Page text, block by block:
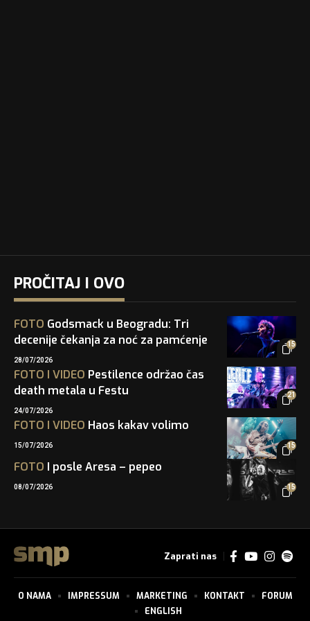
PROČITAJ I OVO
15
FOTO Godsmack u Beogradu: Tri
decenije čekanja za noć za pamćenje
28/07/2026
21
FOTO I VIDEO Pestilence održao čas
death metala u Festu
24/07/2026
15
FOTO I VIDEO Haos kakav volimo
15/07/2026
15
FOTO I posle Aresa – pepeo
08/07/2026
Zaprati nas
O NAMA IMPRESSUM MARKETING KONTAKT
FORUM
ENGLISH